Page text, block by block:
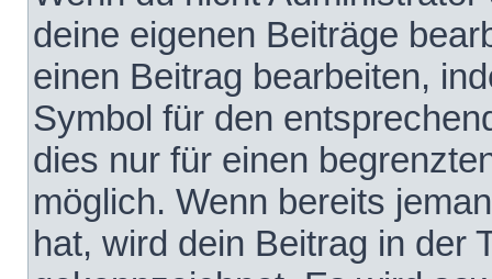
deine eigenen Beiträge
einen Beitrag bearbeiten,
Symbol für den
dies nur für einen
möglich. Wenn bereits
hat, wird dein Beitrag in der